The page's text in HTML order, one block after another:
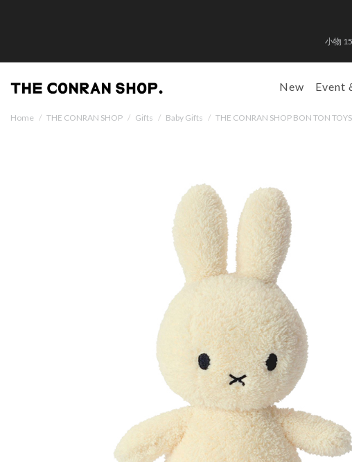
小物
New Event
Home / THE CONRAN SHOP / Gifts / Baby Gifts / THE CONRAN SHOP BON TON